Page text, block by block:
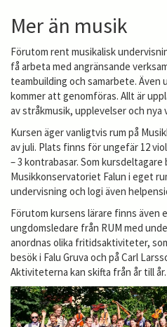
Mer än musik
Förutom rent musikalisk
få arbeta med angränsande
teambuilding och samarbete. Även
kommer att genomföras. Allt är
av stråkmusik, upplevelser och nya
Kursen äger vanligtvis rum på
av juli. Plats finns för ungefär 12
– 3 kontrabasar. Som
Musikkonservatoriet Falun i eget
undervisning och logi även
Förutom kursens lärare finns även
ungdomsledare från RUM med
anordnas olika fritidsaktiviteter,
besök i Falu Gruva och på Carl
Aktiviteterna kan skifta från år till år.